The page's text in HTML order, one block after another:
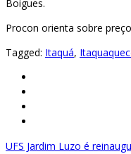
Boigues.
Procon orienta sobre
Tagged: Itaquá,
Navegação
UFS Jardim Luzo é